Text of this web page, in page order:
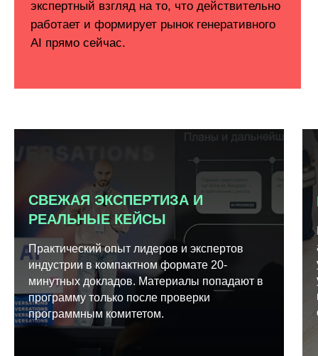
СВЕЖАЯ ЭКСПЕРТИЗА И
РЕАЛЬНЫЕ КЕЙСЫ
Практический опыт лидеров и экспертов
индустрии в компактном формате 20-
минутных докладов. Материалы попадают в
программу только после проверки
программным комитетом.